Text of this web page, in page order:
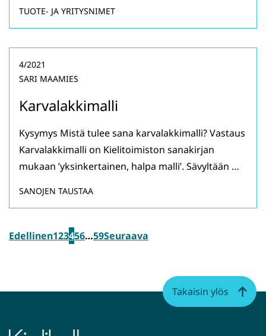
TUOTE- JA YRITYSNIMET
Karvalakkimalli
4/2021
SARI MAAMIES
Kysymys Mistä tulee sana karvalakkimalli? Vastaus
Karvalakkimalli on Kielitoimiston sanakirjan
mukaan ’yksinkertainen, halpa malli’. Sävyltään …
SANOJEN TAUSTAA
Edellinen123456…59Seuraava
Takaisin ylös